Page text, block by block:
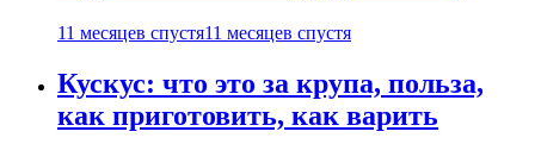
11 месяцев спустя11 месяцев спустя
Кускус: что это за крупа, польза,
как приготовить, как варить